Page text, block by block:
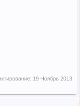
19 Ноябрь 2013